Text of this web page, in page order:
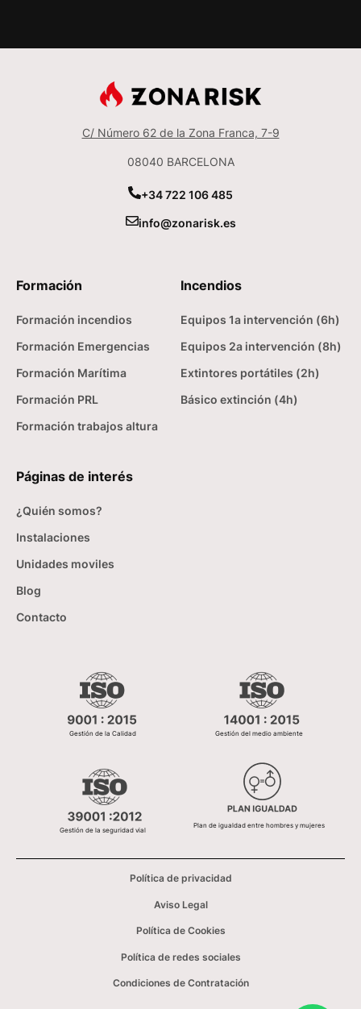
C/ Número 62 de la Zona Franca, 7-9
08040 BARCELONA
+34 722 106 485
info@zonarisk.es
Formación
Formación incendios
Formación Emergencias
Formación Marítima
Formación PRL
Formación trabajos altura
Incendios
Equipos 1a intervención (6h)
Equipos 2a intervención (8h)
Extintores portátiles (2h)
Básico extinción (4h)
Páginas de interés
¿Quién somos?
Instalaciones
Unidades moviles
Blog
Contacto
Gestión de la Calidad Gestión del medio ambiente
Gestión de la seguridad vial
Plan de igualdad entre hombres y mujeres
Política de privacidad
Aviso Legal
Política de Cookies
Política de redes sociales
Condiciones de Contratación